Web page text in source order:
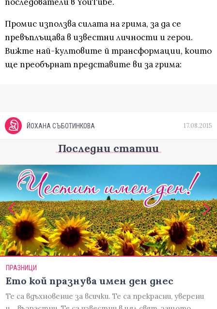
Промис използва силата на грима, за да се
превъплъщава в известни личности и герои.
Вижте най-култовите й трансформации, които
ще преобърнат представите ви за грима:
ЙОХАНА СЪБОТИНКОВА 17.08.2015
Последни статии
ПРАЗНИЦИ
Ето кой празнува имен ден днес
Те са вдъхновение за всички. Те са прекрасни, уверени